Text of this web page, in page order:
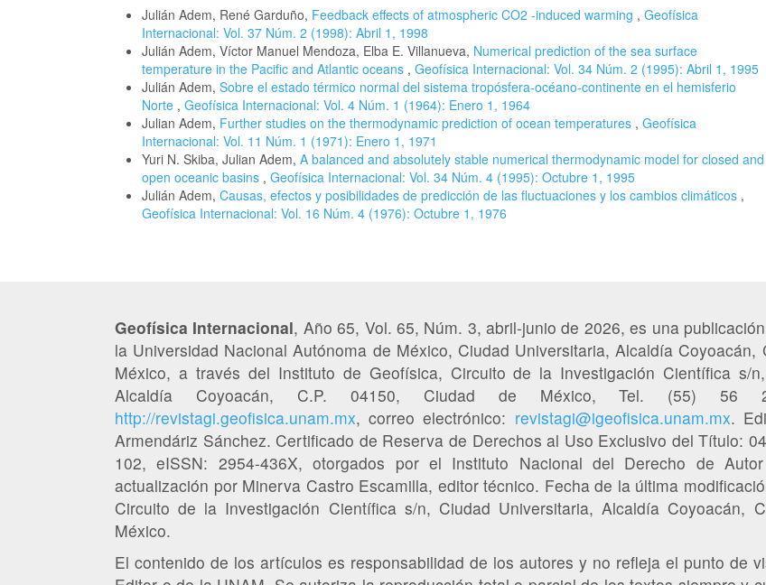
Julián Adem, René Garduño, Feedback effects of atmospheric CO2 -induced warming , Geofísica
Internacional: Vol. 37 Núm. 2 (1998): Abril 1, 1998
Julián Adem, Víctor Manuel Mendoza, Elba E. Villanueva, Numerical prediction of the sea surface
temperature in the Pacific and Atlantic oceans , Geofísica Internacional: Vol. 34 Núm. 2 (1995): Abril 1, 1995
Julián Adem, Sobre el estado térmico normal del sistema tropósfera-océano-continente en el hemisferio
Norte , Geofísica Internacional: Vol. 4 Núm. 1 (1964): Enero 1, 1964
Julian Adem, Further studies on the thermodynamic prediction of ocean temperatures , Geofísica
Internacional: Vol. 11 Núm. 1 (1971): Enero 1, 1971
Yuri N. Skiba, Julian Adem, A balanced and absolutely stable numerical thermodynamic model for closed and
open oceanic basins , Geofísica Internacional: Vol. 34 Núm. 4 (1995): Octubre 1, 1995
Julián Adem, Causas, efectos y posibilidades de predicción de las fluctuaciones y los cambios climáticos ,
Geofísica Internacional: Vol. 16 Núm. 4 (1976): Octubre 1, 1976
Geofísica Internacional, Año 65, Vol. 65, Núm. 3, abril-junio de 2026, es una
la Universidad Nacional Autónoma de México, Ciudad Universitaria, Alcaldía Coyoacán,
México, a través del Instituto de Geofísica, Circuito de la Investigación Científica s/
Alcaldía Coyoacán, C.P. 04150, Ciudad de México, Tel. (55)
http://revistagi.geofisica.unam.mx, correo electrónico: revistagi@igeofisica.unam.mx.
Armendáriz Sánchez. Certificado de Reserva de Derechos al Uso Exclusivo del Título:
102, eISSN: 2954-436X, otorgados por el Instituto Nacional del Derecho de Autor
actualización por Minerva Castro Escamilla, editor técnico. Fecha de la última
Circuito de la Investigación Científica s/n, Ciudad Universitaria, Alcaldía Coyoacán,
México.
El contenido de los artículos es responsabilidad de los autores y no refleja el punto de